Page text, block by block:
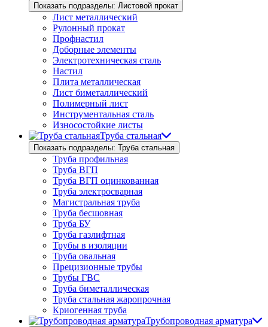
Показать подразделы: Листовой прокат
Лист металлический
Рулонный прокат
Профнастил
Доборные элементы
Электротехническая сталь
Настил
Плита металлическая
Лист биметаллический
Полимерный лист
Инструментальная сталь
Износостойкие листы
Труба стальная
Показать подразделы: Труба стальная
Труба профильная
Труба ВГП
Труба ВГП оцинкованная
Труба электросварная
Магистральная труба
Труба бесшовная
Труба БУ
Труба газлифтная
Трубы в изоляции
Труба овальная
Прецизионные трубы
Трубы ГВС
Труба биметаллическая
Труба стальная жаропрочная
Криогенная труба
Трубопроводная арматура